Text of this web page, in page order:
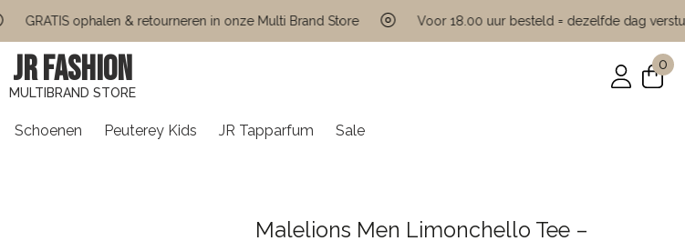
GRATIS ophalen & retourneren in onze Multi Brand Store Voor 18.00 uur besteld = dezelfde dag verstuurd
JR FASHION
MULTIBRAND STORE
0
Schoenen Peuterey Kids JR Tapparfum Sale
Malelions Men Limonchello Tee –